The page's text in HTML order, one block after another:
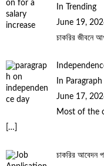
In Trending
June 19,
চাকরির জীবনে
In Paragraph
June 17,
Most of the
[…]
চাকরির আবেদন